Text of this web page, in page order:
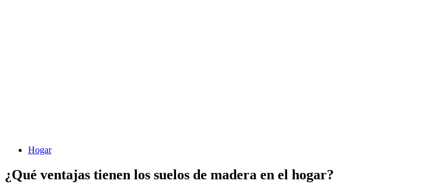
Hogar
¿Qué ventajas tienen los suelos de madera en el hogar?